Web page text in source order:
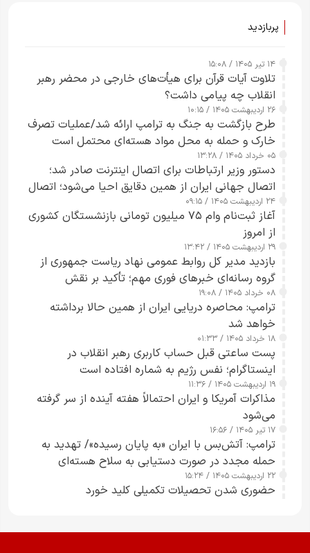
پربازدید
۱۴ تیر ۱۴۰۵ / ۱۵:۰۸
تلاوت آیات قرآن برای هیأت‌های خارجی در محضر رهبر
انقلاب چه پیامی داشت؟
۲۶ اردیبهشت ۱۴۰۵ / ۱۰:۱۵
طرح‌ بازگشت به جنگ به ترامپ ارائه شد/عملیات تصرف
خارک و حمله به محل مواد هسته‌ای محتمل است
۰۵ خرداد ۱۴۰۵ / ۱۳:۲۸
دستور وزیر ارتباطات برای اتصال اینترنت صادر شد؛
اتصال جهانی ایران از همین دقایق احیا می‌شود؛ اتصال
کامل مردم تا ۲۴ ساعت آینده
۲۴ اردیبهشت ۱۴۰۵ / ۰۹:۱۵
آغاز ثبت‌نام وام ۷۵ میلیون تومانی بازنشستگان کشوری
از امروز
۲۹ اردیبهشت ۱۴۰۵ / ۱۳:۴۲
بازدید مدیر کل روابط عمومی نهاد ریاست جمهوری از
گروه رسانه‌ای خبرهای فوری مهم؛ تأکید بر نقش
رسانه‌های هوشمند و مسئول در ارتقای آگاهی عمومی
۰۸ خرداد ۱۴۰۵ / ۱۹:۰۸
ترامپ: محاصره دریایی ایران از همین حالا برداشته
خواهد شد
۱۸ خرداد ۱۴۰۵ / ۰۱:۳۳
پست ساعتی قبل حساب کاربری رهبر انقلاب در
اینستاگرام؛ نفس رژیم به شماره افتاده است​
۱۹ اردیبهشت ۱۴۰۵ / ۱۱:۳۶
مذاکرات آمریکا و ایران احتمالاً هفته آینده از سر گرفته
می‌شود
۱۷ تیر ۱۴۰۵ / ۱۶:۵۶
ترامپ: آتش‌بس با ایران «به پایان رسیده»/ تهدید به
حمله مجدد در صورت دستیابی به سلاح هسته‌ای
۲۲ اردیبهشت ۱۴۰۵ / ۱۵:۲۴
حضوری شدن تحصیلات تکمیلی کلید خورد